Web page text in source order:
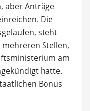
aber Anträge
Die
steht
Stellen,
am
hatte.
Bonus